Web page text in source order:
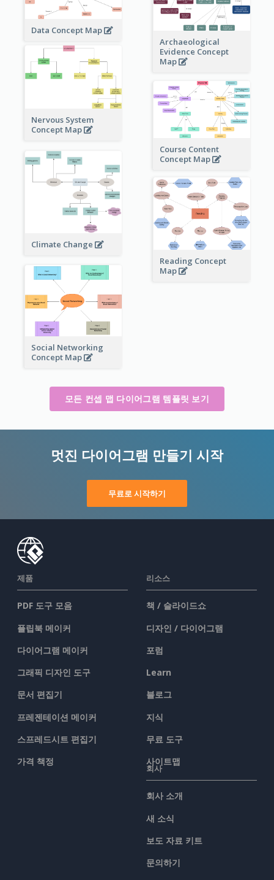
Data Concept Map
Archaeological
Evidence Concept
Map
Nervous System
Concept Map
Course Content
Concept Map
Climate Change
Reading Concept
Map
Social Networking
Concept Map
모든 컨셉 맵 다이어그램 템플릿 보기
멋진 다이어그램 만들기 시작
무료로 시작하기
제품
PDF 도구 모음
플립북 메이커
다이어그램 메이커
그래픽 디자인 도구
문서 편집기
프레젠테이션 메이커
스프레드시트 편집기
가격 책정
리소스
책 / 슬라이드쇼
디자인 / 다이어그램
포럼
Learn
블로그
지식
무료 도구
사이트맵
회사
회사 소개
새 소식
보도 자료 키트
문의하기